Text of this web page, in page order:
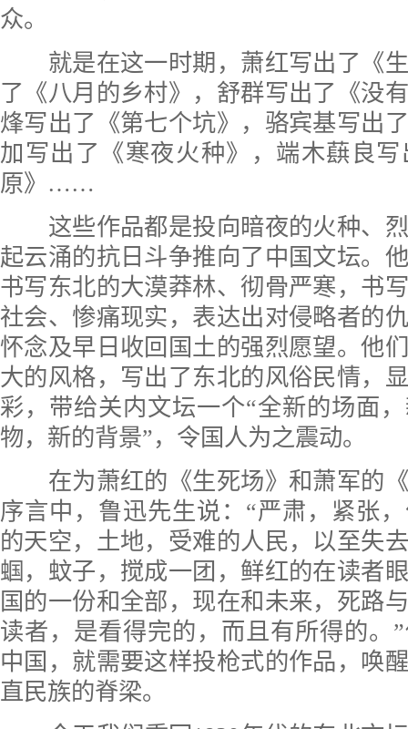
众。
就是在这一时期，萧红写出了《生
了《八月的乡村》，舒群写出了《没
烽写出了《第七个坑》，骆宾基写出
加写出了《寒夜火种》，端木蕻良
原》……
这些作品都是投向暗夜的火种、烈
起云涌的抗日斗争推向了中国文坛。
书写东北的大漠莽林、彻骨严寒，书
社会、惨痛现实，表达出对侵略者的
怀念及早日收回国土的强烈愿望。他
大的风格，写出了东北的风俗民情，
彩，带给关内文坛一个“全新的场面
物，新的背景”，令国人为之震动。
在为萧红的《生死场》和萧军的《
序言中，鲁迅先生说：“严肃，紧张
的天空，土地，受难的人民，以至失
蝈，蚊子，搅成一团，鲜红的在读者
国的一份和全部，现在和未来，死路
读者，是看得完的，而且有所得的。
中国，就需要这样投枪式的作品，唤
直民族的脊梁。